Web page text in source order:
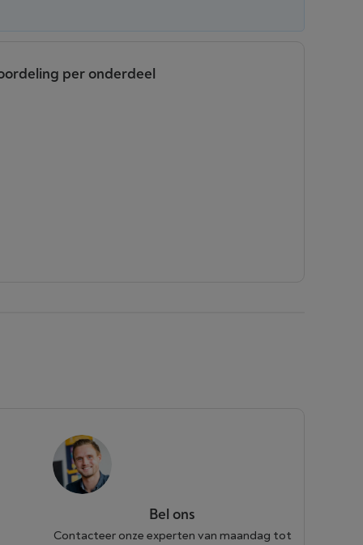
per onderdeel
Bel ons
Contacteer onze experten van maandag tot